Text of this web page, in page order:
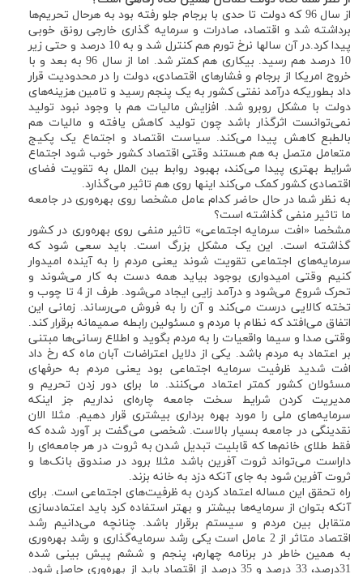
از سال 96 که دولت تا حدی با برجام جلو رفته بود به هرحال تحریم‌ها
برداشته شد و اقتصاد، صادرات و سرمایه گذاری خارجی رونق خوبی
پیدا کرد.در آن سالها نرخ تورم هم کنترل شد و به 10 درصد و حتی زیر
10 درصد هم رسید. بیکاری هم کمتر شد. اما از سال 96 به بعد و با
خروج امریکا از برجام و فشارهای اقتصادی، دولت را در محدودیت قرار
داد بطوریکه درآمد نفتی کشور به یک پنجم رسید و تامین هزینه‌های
دولت با مشکل روبرو شد. افزایش مالیات هم با وجود نبود تولید
نمی‌توانست اثرگذار باشد چون تولید کاهش یافته و مالیات هم
بالطبع کاهش پیدا می‌کند. سیاست اقتصاد و اجتماع یک پکیج
متعامل متصل به هم هستند وقتی اقتصاد کشور خوب شود اجتماع
شرایط بهتری پیدا می‌کند، بهبود روابط بین الملل به تقویت فضای
اقتصادی کشور کمک می‌کند اینها روی هم تاثیر می‌گذارد.
به نظر شما در حال حاضر کدام عامل مشخصا روی بهره‌وری در جامعه
ما تاثیر منفی گذاشته است؟
مشخصا «افت سرمایه اجتماعی» تاثیر منفی روی بهره‌وری در کشور
گذاشته است. این یک مشکل بزرگ است. باید سعی شود که
سرمایه‌های اجتماعی تقویت شوند یعنی مردم را به آینده امیدوار
کنیم وقتی امیدواری بوجود بیاید همه دست به کار می‌شوند و
تحرک شروع می‌شود و درآمد زایی ایجاد می‌شود. طرف از 4 تا چوب و
تخته کالایی درست می‌کند و آن را به فروش می‌رساند. زمانی این
اتفاق می‌افتد که نظام با مردم و مسئولین رابطه صمیمانه برقرار کند.
وقتی صدا و سیما واقعیات را به مردم بگوید و اطلاع رسانی‌ها مبتنی
بر اعتماد به مردم باشد. یکی از دلایل اعتراضات آبان ماه که رخ داد
افت شدید ظرفیت سرمایه اجتماعی بود یعنی مردم به حرفهای
مسئولان کشور کمتر اعتماد می‌کنند. ما برای دور زدن تحریم و
مدیریت کردن شرایط سخت جامعه چاره‌ای نداریم جز اینکه
سرمایه‌های ملی را مورد بهره برداری بیشتری قرار دهیم. مثلا الان
نقدینگی در جامعه بسیار بالاست. شخصی می‌گفت بر آورد شده که
فقط طلای خانم‌ها که قابلیت تبدیل شدن به ثروت در هر جامعه‌ای را
داراست می‌تواند ثروت آفرین باشد مثلا برود در صندوق بانک‌ها و
ثروت آفرین شود به جای آنکه دزد به خانه بزند.
راه تحقق این مساله اعتماد کردن به ظرفیت‌های اجتماعی است. برای
آنکه بتوان از سرمایه‌ها بیشتر و بهتر استفاده کرد باید اعتماد‌سازی
متقابل بین مردم و سیستم برقرار باشد. چنانچه می‌دانیم رشد
اقتصاد متاثر از 2 عامل است یکی رشد سرمایه‌گذاری و رشد بهره‌وری
به همین خاطر در برنامه چهارم، پنجم و ششم پیش بینی شده
31درصد، 33 درصد و 35 درصد از اقتصاد باید از بهره‌وری حاصل شود.